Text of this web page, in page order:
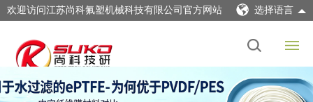
欢迎访问江苏尚科氟塑机械科技有限公司官方网站 选择语言